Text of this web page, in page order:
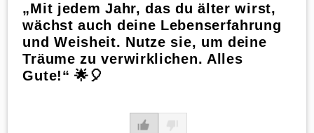
„Mit jedem Jahr, das du älter wirst,
wächst auch deine Lebenserfahrung
und Weisheit. Nutze sie, um deine
Träume zu verwirklichen. Alles
Gute!“ 🌟🎈